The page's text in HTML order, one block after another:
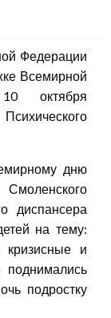
Федерации
Всемирной
10 октября
дню
диспансера
на тему:
кризисные и
поднимались
подростку